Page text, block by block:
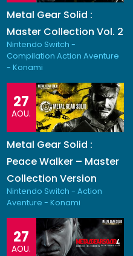
Metal Gear Solid :
Master Collection Vol. 2
Nintendo Switch -
Compilation Action Aventure
- Konami
27
AOU.
Metal Gear Solid :
Peace Walker – Master
Collection Version
Nintendo Switch - Action
Aventure - Konami
27
AOU.